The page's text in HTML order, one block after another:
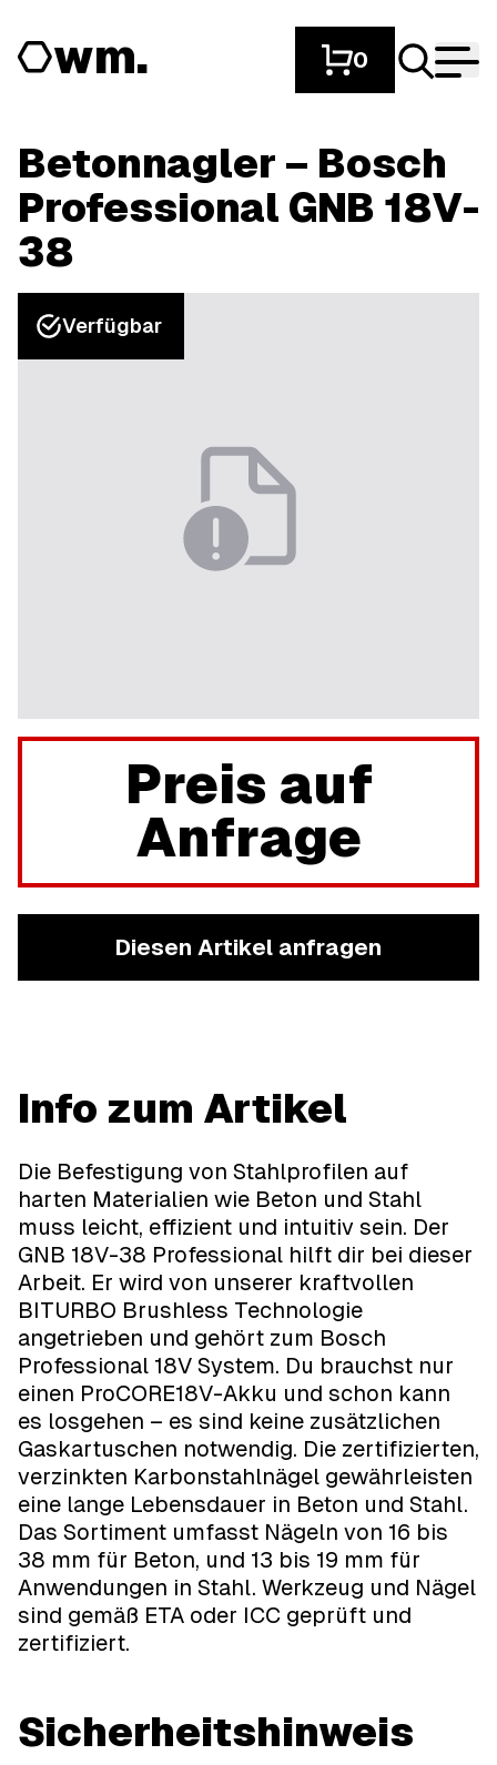
wm. 0
Betonnagler – Bosch
Professional GNB 18V-
38
Verfügbar
Preis auf
Anfrage
Diesen Artikel anfragen
Info zum Artikel
Die Befestigung von Stahlprofilen auf
harten Materialien wie Beton und Stahl
muss leicht, effizient und intuitiv sein. Der
GNB 18V-38 Professional hilft dir bei dieser
Arbeit. Er wird von unserer kraftvollen
BITURBO Brushless Technologie
angetrieben und gehört zum Bosch
Professional 18V System. Du brauchst nur
einen ProCORE18V-Akku und schon kann
es losgehen – es sind keine zusätzlichen
Gaskartuschen notwendig. Die zertifizierten,
verzinkten Karbonstahlnägel gewährleisten
eine lange Lebensdauer in Beton und Stahl.
Das Sortiment umfasst Nägeln von 16 bis
38 mm für Beton, und 13 bis 19 mm für
Anwendungen in Stahl. Werkzeug und Nägel
sind gemäß ETA oder ICC geprüft und
zertifiziert.
Sicherheitshinweis